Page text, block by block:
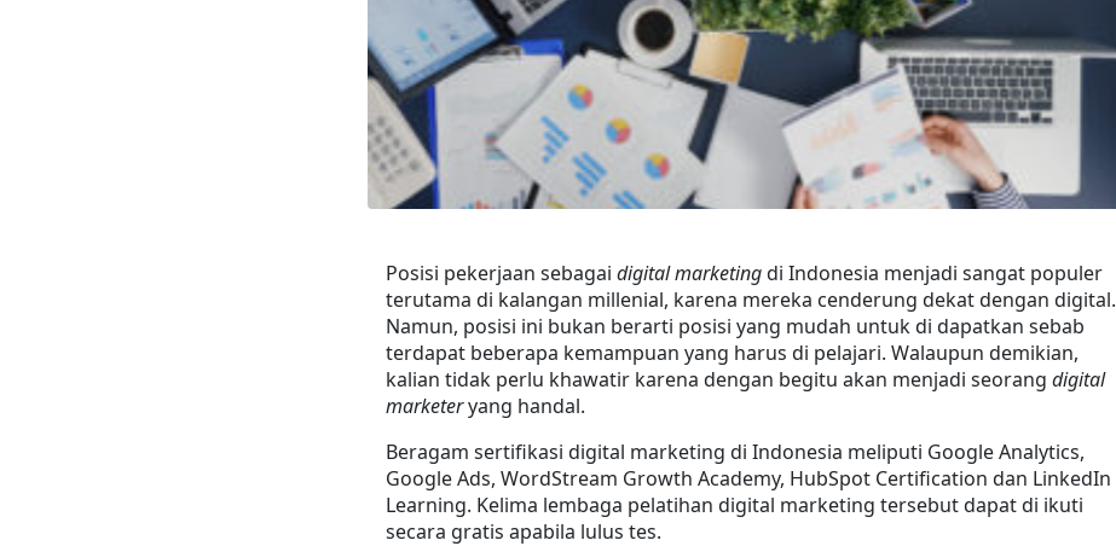
Posisi pekerjaan sebagai digital marketing di Indonesia menjadi sangat populer
terutama di kalangan millenial, karena mereka cenderung dekat dengan digital.
Namun, posisi ini bukan berarti posisi yang mudah untuk di dapatkan sebab
terdapat beberapa kemampuan yang harus di pelajari. Walaupun demikian,
kalian tidak perlu khawatir karena dengan begitu akan menjadi seorang digital
marketer yang handal.
Beragam sertifikasi digital marketing di Indonesia meliputi Google Analytics,
Google Ads, WordStream Growth Academy, HubSpot Certification dan LinkedIn
Learning. Kelima lembaga pelatihan digital marketing tersebut dapat di ikuti
secara gratis apabila lulus tes.